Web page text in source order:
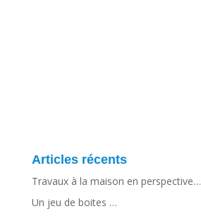
Articles récents
Travaux à la maison en perspective…
Un jeu de boites …